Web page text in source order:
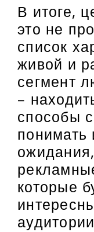
В итоге,
это не
список
живой и
сегмент
–
способы
понимать
которые